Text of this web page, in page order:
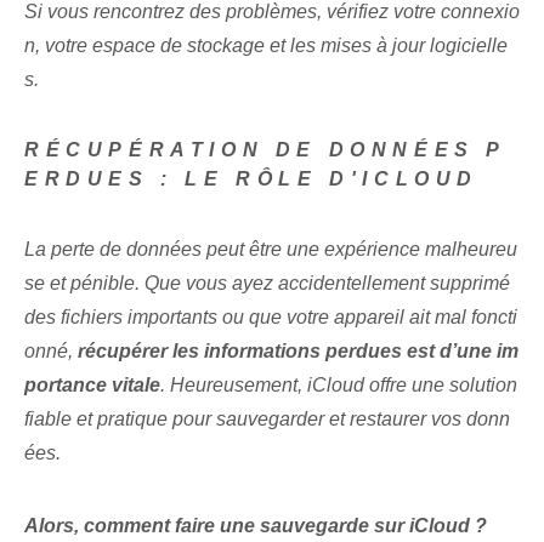
Si vous rencontrez des problèmes, vérifiez votre connexio
n, votre espace de stockage et les mises à jour logicielle
s.
RÉCUPÉRATION DE DONNÉES P
ERDUES : LE RÔLE D'ICLOUD
La perte de données peut être une expérience malheureu
se et pénible. Que vous ayez accidentellement supprimé
des fichiers importants ou que votre appareil ait mal foncti
onné, récupérer les informations perdues est d’une im
portance vitale. Heureusement, iCloud offre une solution
fiable et pratique pour sauvegarder et restaurer vos donn
ées.
Alors, comment faire une sauvegarde sur iCloud ?